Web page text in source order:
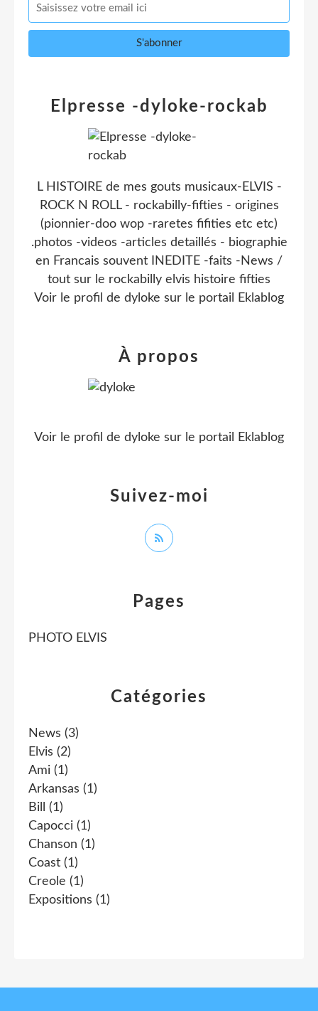
Catégories
News (3)
Elvis (2)
Ami (1)
Arkansas (1)
Bill
(1)
Capocci (1)
Chanson (1)
Coast (1)
Creole (1)
Expositions (1)
Pages
PHOTO ELVIS
Elpresse -dyloke-rockab
L HISTOIRE de mes gouts musicaux-ELVIS -
ROCK N ROLL - rockabilly-fifties - origines
(pionnier-doo wop -raretes fifities etc etc)
.photos -videos -articles detaillés - biographie
en Francais souvent INEDITE -faits -News /
tout sur le rockabilly elvis histoire fifties
Voir le profil de dyloke sur le portail Eklablog
Suivez-moi
À propos
Voir le profil de dyloke sur le portail Eklablog